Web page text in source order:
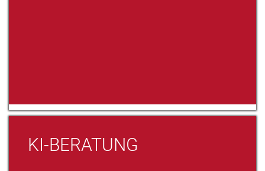
KI-BERATUNG